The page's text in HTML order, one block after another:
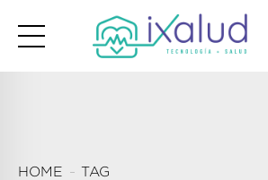
HOME TAG